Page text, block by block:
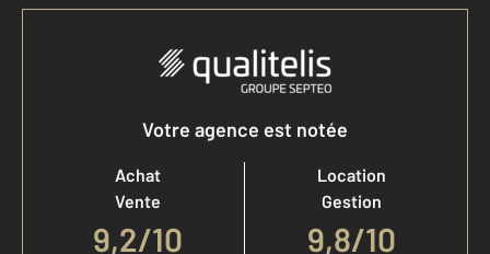
Votre agence est notée
Achat
Vente
9,2/10
Location
Gestion
9,8/10